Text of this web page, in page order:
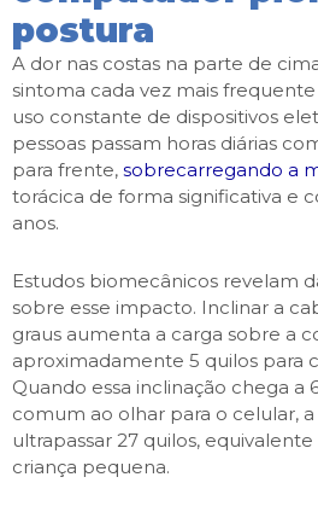
postura
A dor nas costas na parte de
sintoma cada vez mais
uso constante de dispositivos
pessoas passam horas diárias
para frente, sobrecarregando a
torácica de forma significativa e
anos.
Estudos biomecânicos revelam
sobre esse impacto. Inclinar a
graus aumenta a carga sobre a
aproximadamente 5 quilos para
Quando essa inclinação chega a
comum ao olhar para o celular,
ultrapassar 27 quilos,
criança pequena.